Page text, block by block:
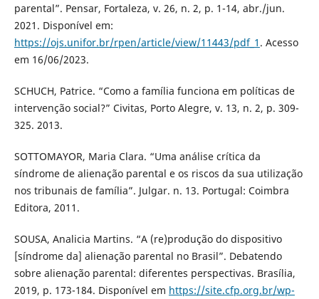
parental”. Pensar, Fortaleza, v. 26, n. 2, p. 1-14, abr./jun.
2021. Disponível em:
https://ojs.unifor.br/rpen/article/view/11443/pdf_1 . Acesso
em 16/06/2023.
SCHUCH, Patrice. “Como a família funciona em políticas de
intervenção social?” Civitas, Porto Alegre, v. 13, n. 2, p. 309-
325. 2013.
SOTTOMAYOR, Maria Clara. “Uma análise crítica da
síndrome de alienação parental e os riscos da sua utilização
nos tribunais de família”. Julgar. n. 13. Portugal: Coimbra
Editora, 2011.
SOUSA, Analicia Martins. “A (re)produção do dispositivo
[síndrome da] alienação parental no Brasil”. Debatendo
sobre alienação parental: diferentes perspectivas. Brasília,
2019, p. 173-184. Disponível em https://site.cfp.org.br/wp-